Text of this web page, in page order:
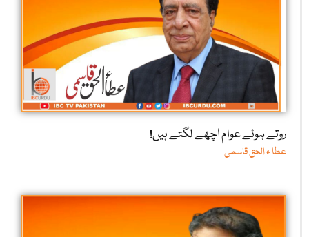
روتے ہوئے عوام اچھے لگتے ہیں!
عطا ء الحق قاسمی